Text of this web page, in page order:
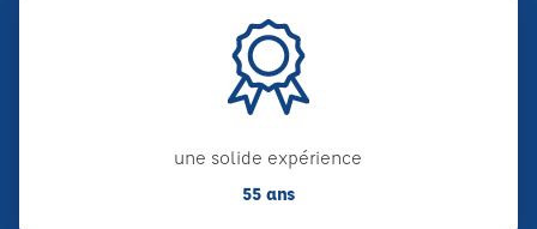
une solide expérience
55 ans